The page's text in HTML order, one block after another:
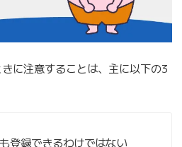
に注意することは、主に以下の3
登録できるわけではない